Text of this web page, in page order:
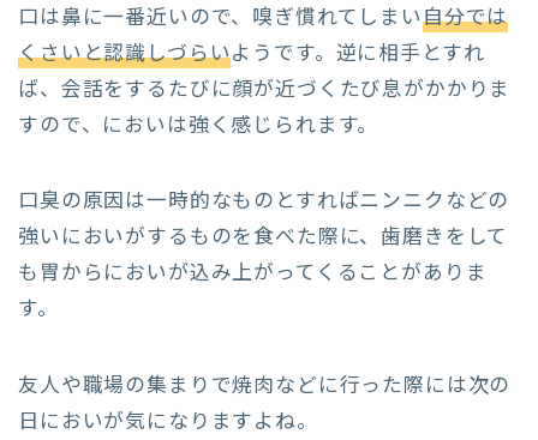
口は鼻に一番近いので、嗅ぎ慣れてしまい自分では
くさいと認識しづらいようです。逆に相手とすれ
ば、会話をするたびに顔が近づくたび息がかかりま
すので、においは強く感じられます。
口臭の原因は一時的なものとすればニンニクなどの
強いにおいがするものを食べた際に、歯磨きをして
も胃からにおいが込み上がってくることがありま
す。
友人や職場の集まりで焼肉などに行った際には次の
日においが気になりますよね。